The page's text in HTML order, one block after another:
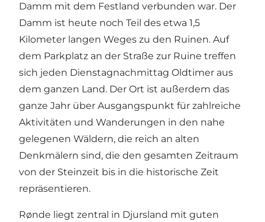
Damm mit dem Festland verbunden war. Der
Damm ist heute noch Teil des etwa 1,5
Kilometer langen Weges zu den Ruinen. Auf
dem Parkplatz an der Straße zur Ruine treffen
sich jeden Dienstagnachmittag Oldtimer aus
dem ganzen Land. Der Ort ist außerdem das
ganze Jahr über Ausgangspunkt für zahlreiche
Aktivitäten und Wanderungen in den nahe
gelegenen Wäldern, die reich an alten
Denkmälern sind, die den gesamten Zeitraum
von der Steinzeit bis in die historische Zeit
repräsentieren.
Rønde liegt zentral in Djursland mit guten